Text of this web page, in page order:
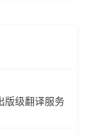
版级翻译服务